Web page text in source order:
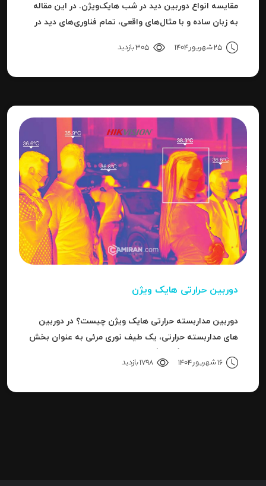
مقایسه انواع دوربین دید در شب هایک‌ویژن. در این مقاله
به زبان ساده و با مثال‌های واقعی، تمام فناوری‌های دید در
25 شهریور 1404 305 بازدید
دوربین حرارتی هایک ویژن
دوربین مداربسته حرارتی هایک ویژن چیست؟ در دوربین
های مداربسته حرارتی، یک طیف نوری مرئی به عنوان بخش
سری دوربین هاست.
16 شهریور 1404 1798 بازدید